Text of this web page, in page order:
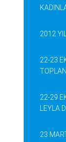
2012
22-23
22-29
LEYLA
23